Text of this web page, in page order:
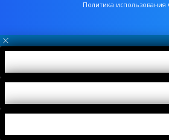
Политика использования